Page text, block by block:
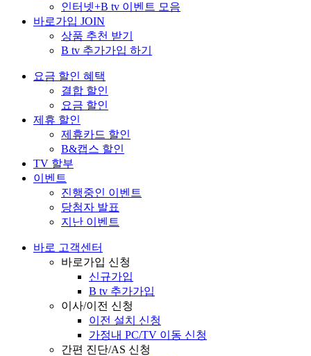
인터넷+B tv 이벤트 모음
바로가입 JOIN
상품 추천 받기
B tv 추가가입 하기
요금 할인 혜택
결합 할인
요금 할인
제휴 할인
제휴카드 할인
B&캡스 할인
TV 할부
이벤트
진행중인 이벤트
당첨자 발표
지난 이벤트
바로 고객센터
바로가입 신청
신규가입
B tv 추가가입
이사/이전 신청
이전 설치 신청
가정내 PC/TV 이동 신청
간편 진단/AS 신청